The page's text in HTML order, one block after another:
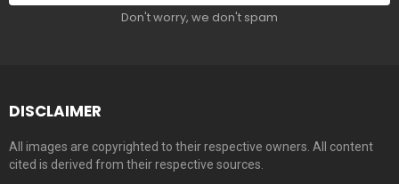
Don't worry, we don't spam
DISCLAIMER
All images are copyrighted to their respective owners. All content
cited is derived from their respective sources.